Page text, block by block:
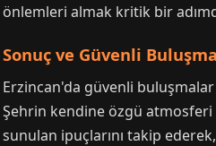
önlemleri almak kritik bir
Sonuç ve Güvenli
Erzincan'da güvenli
Şehrin kendine özgü
sunulan ipuçlarını takip